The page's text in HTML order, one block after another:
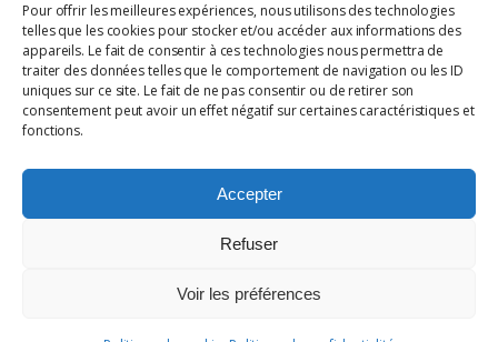
Pour offrir les meilleures expériences, nous utilisons des technologies
telles que les cookies pour stocker et/ou accéder aux informations des
appareils. Le fait de consentir à ces technologies nous permettra de
traiter des données telles que le comportement de navigation ou les ID
uniques sur ce site. Le fait de ne pas consentir ou de retirer son
consentement peut avoir un effet négatif sur certaines caractéristiques et
fonctions.
Accepter
Refuser
Voir les préférences
L'Incubation
Mentions légales